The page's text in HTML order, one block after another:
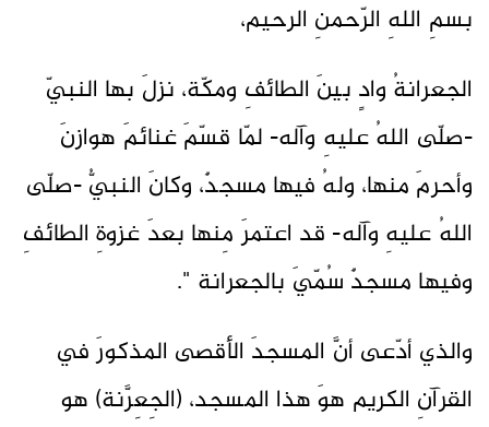
بسمِ اللهِ الرّحمنِ الرحيم،
الجعرانةُ وادٍ بينَ الطائفِ ومكّة، نزلَ بها النبيّ
-صلّى اللهُ عليهِ وآله- لمّا قسّمَ غنائمَ هوازنَ
وأحرمَ منها، ولهُ فيها مسجدٌ، وكانَ النبيُّ -صلّى
اللهُ عليهِ وآله- قد اعتمرَ مِنها بعدَ غزوةِ الطائفِ
وفيها مسجدٌ سُمّيَ بالجعرانة ".
والذي أدّعى أنَّ المسجدَ الأقصى المذكورَ في
القرآنِ الكريم هوَ هذا المسجد، (الجِعِرَّنة) هو